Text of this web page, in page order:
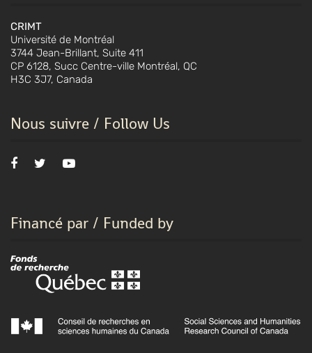
CRIMT
Université de Montréal
3744 Jean-Brillant, Suite 411
CP 6128, Succ Centre-ville Montréal, QC
H3C 3J7, Canada
Nous suivre / Follow Us
Financé par / Funded by